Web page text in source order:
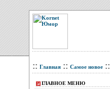
:: Главная :: Самое новое ::
ГЛАВНОЕ МЕНЮ